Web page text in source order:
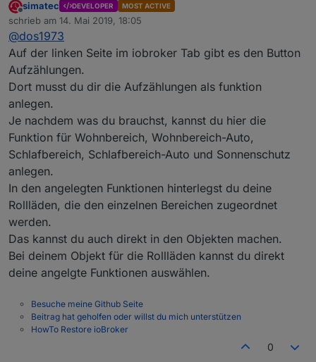
wo wähle ich denn jetzt den Rolladen aus
ich glaube hier klemm ich?
Für die Nutzung des Adapters werden
wo/ wie sehe ich denn ob ich "enums" habe?
so schaut aus.
Offline
simatec DEVELOPER MOST ACTIVE
schrieb am 14. Mai 2019, 18:05
zuletzt editiert von
@dos1973
Auf der linken Seite im iobroker Tab gibt es den Button
Aufzählungen.
Dort musst du dir die Aufzählungen als funktion
anlegen.
Je nachdem was du brauchst, kannst du hier die
Funktion für Wohnbereich, Wohnbereich-Auto,
Schlafbereich, Schlafbereich-Auto und Sonnenschutz
anlegen.
In den angelegten Funktionen hinterlegst du deine
Rollläden, die den einzelnen Bereichen zugeordnet
werden.
Das kannst du auch direkt in den Objekten machen.
Bei deinem Objekt für die Rollläden kannst du direkt
deine angelgte Funktionen auswählen.
Besuche meine Github Seite
Beitrag hat geholfen oder willst du mich unterstützen
HowTo Restore ioBroker
0